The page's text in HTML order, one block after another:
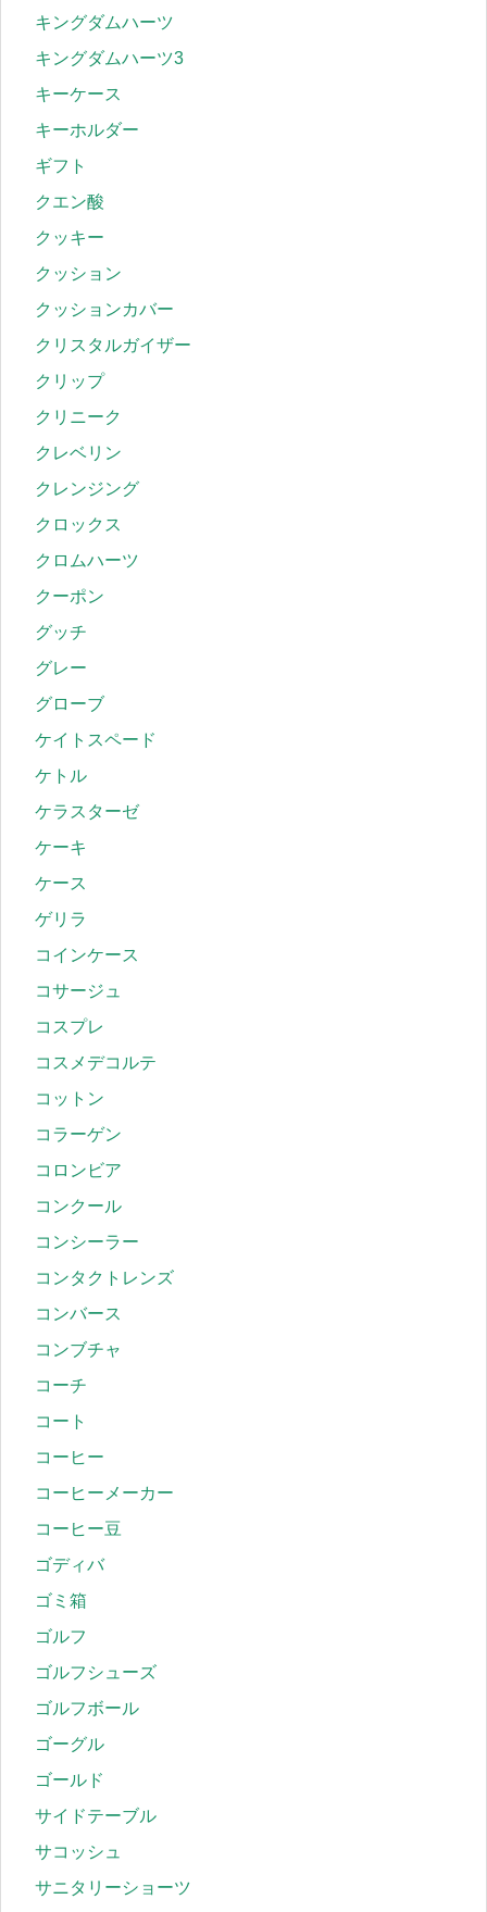
キングダムハーツ
キングダムハーツ3
キーケース
キーホルダー
ギフト
クエン酸
クッキー
クッション
クッションカバー
クリスタルガイザー
クリップ
クリニーク
クレベリン
クレンジング
クロックス
クロムハーツ
クーポン
グッチ
グレー
グローブ
ケイトスペード
ケトル
ケラスターゼ
ケーキ
ケース
ゲリラ
コインケース
コサージュ
コスプレ
コスメデコルテ
コットン
コラーゲン
コロンビア
コンクール
コンシーラー
コンタクトレンズ
コンバース
コンブチャ
コーチ
コート
コーヒー
コーヒーメーカー
コーヒー豆
ゴディバ
ゴミ箱
ゴルフ
ゴルフシューズ
ゴルフボール
ゴーグル
ゴールド
サイドテーブル
サコッシュ
サニタリーショーツ